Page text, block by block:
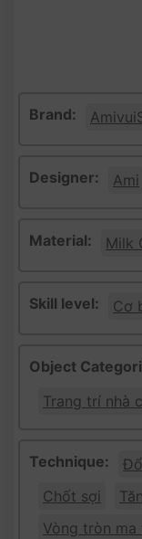
Brand:
Designer: Ami
Material: Milk
Skill level: Cơ
Object
Trang trí nhà
Technique:
Chốt sợi
Vòng tròn ma